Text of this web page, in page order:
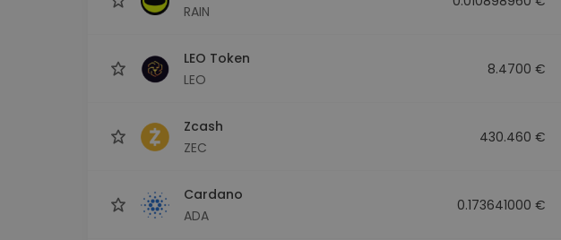
RAIN
LEO Token
LEO
8.4700 €
Zcash
ZEC
430.460 €
Cardano
ADA
0.173641000 €